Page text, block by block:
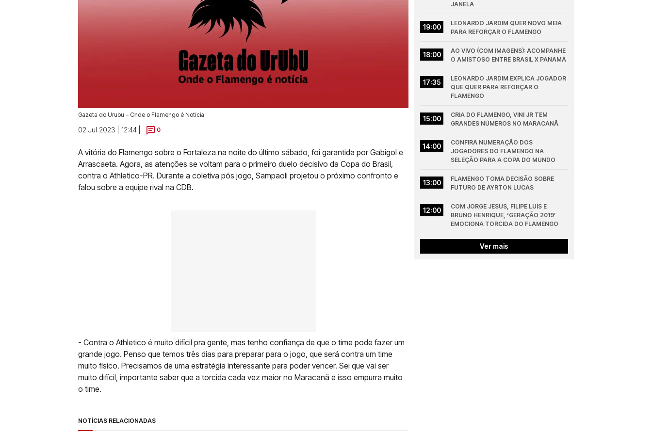
Gazeta do Urubu – Onde o Flamengo é Notícia
02 Jul 2023 | 12:44 | 0
A vitória do Flamengo sobre o Fortaleza na noite do último sábado, foi garantida por Gabigol e
Arrascaeta. Agora, as atenções se voltam para o primeiro duelo decisivo da Copa do Brasil,
contra o Athletico-PR. Durante a coletiva pós jogo, Sampaoli projetou o próximo confronto e
falou sobre a equipe rival na CDB.
- Contra o Athletico é muito difícil pra gente, mas tenho confiança de que o time pode fazer um
grande jogo. Penso que temos três dias para preparar para o jogo, que será contra um time
muito físico. Precisamos de uma estratégia interessante para poder vencer. Sei que vai ser
muito difícil, importante saber que a torcida cada vez maior no Maracanã e isso empurra muito
o time.
NOTÍCIAS RELACIONADAS
JANELA
19:00
LEONARDO JARDIM QUER NOVO MEIA
PARA REFORÇAR O FLAMENGO
18:00
AO VIVO (COM IMAGENS): ACOMPANHE
O AMISTOSO ENTRE BRASIL X PANAMÁ
17:35
LEONARDO JARDIM EXPLICA JOGADOR
QUE QUER PARA REFORÇAR O
FLAMENGO
15:00
CRIA DO FLAMENGO, VINI JR TEM
GRANDES NÚMEROS NO MARACANÃ
14:00
CONFIRA NUMERAÇÃO DOS
JOGADORES DO FLAMENGO NA
SELEÇÃO PARA A COPA DO MUNDO
13:00
FLAMENGO TOMA DECISÃO SOBRE
FUTURO DE AYRTON LUCAS
12:00
COM JORGE JESUS, FILIPE LUÍS E
BRUNO HENRIQUE, ‘GERAÇÃO 2019’
EMOCIONA TORCIDA DO FLAMENGO
Ver mais